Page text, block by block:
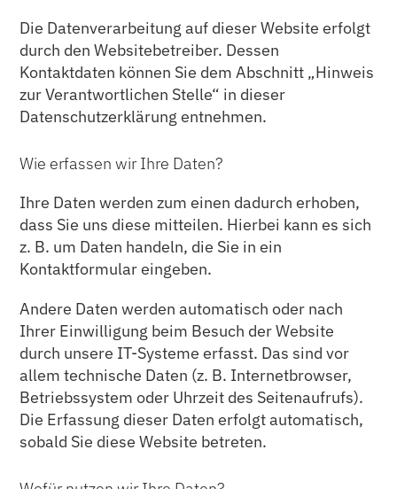
Die Datenverarbeitung auf dieser Website erfolgt
durch den Websitebetreiber. Dessen
Kontaktdaten können Sie dem Abschnitt „Hinweis
zur Verantwortlichen Stelle“ in dieser
Datenschutzerklärung entnehmen.
Wie erfassen wir Ihre Daten?
Ihre Daten werden zum einen dadurch erhoben,
dass Sie uns diese mitteilen. Hierbei kann es sich
z. B. um Daten handeln, die Sie in ein
Kontaktformular eingeben.
Andere Daten werden automatisch oder nach
Ihrer Einwilligung beim Besuch der Website
durch unsere IT-Systeme erfasst. Das sind vor
allem technische Daten (z. B. Internetbrowser,
Betriebssystem oder Uhrzeit des Seitenaufrufs).
Die Erfassung dieser Daten erfolgt automatisch,
sobald Sie diese Website betreten.